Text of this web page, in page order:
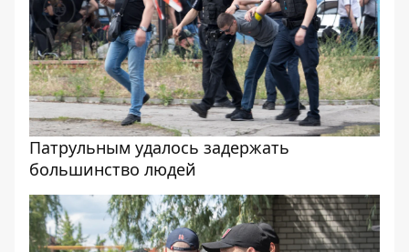
Патрульным удалось задержать
большинство людей